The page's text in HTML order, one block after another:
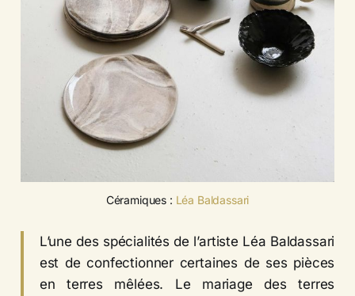
Céramiques : Léa Baldassari
L’une des spécialités de l’artiste Léa Baldassari
est de confectionner certaines de ses pièces
en terres mêlées. Le mariage des terres